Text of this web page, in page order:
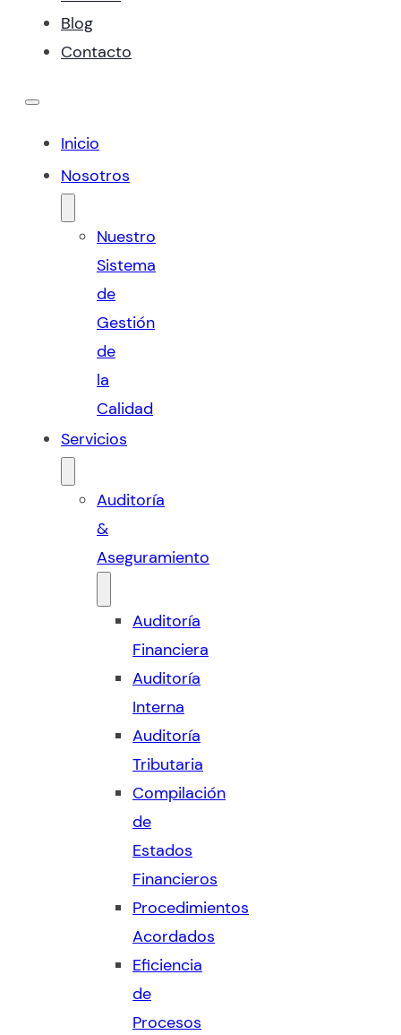
Blog
Contacto
Inicio
Nosotros
Nuestro
Sistema
de
Gestión
de
la
Calidad
Servicios
Auditoría
&
Aseguramiento
Auditoría
Financiera
Auditoría
Interna
Auditoría
Tributaria
Compilación
de
Estados
Financieros
Procedimientos
Acordados
Eficiencia
de
Procesos